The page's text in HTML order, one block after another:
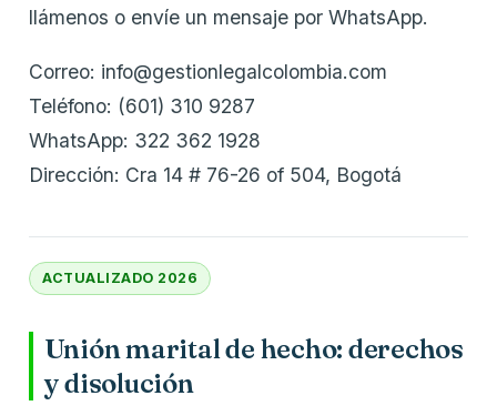
llámenos o envíe un mensaje por WhatsApp.
Correo: info@gestionlegalcolombia.com
Teléfono: (601) 310 9287
WhatsApp: 322 362 1928
Dirección: Cra 14 # 76-26 of 504, Bogotá
ACTUALIZADO 2026
Unión marital de hecho: derechos
y disolución